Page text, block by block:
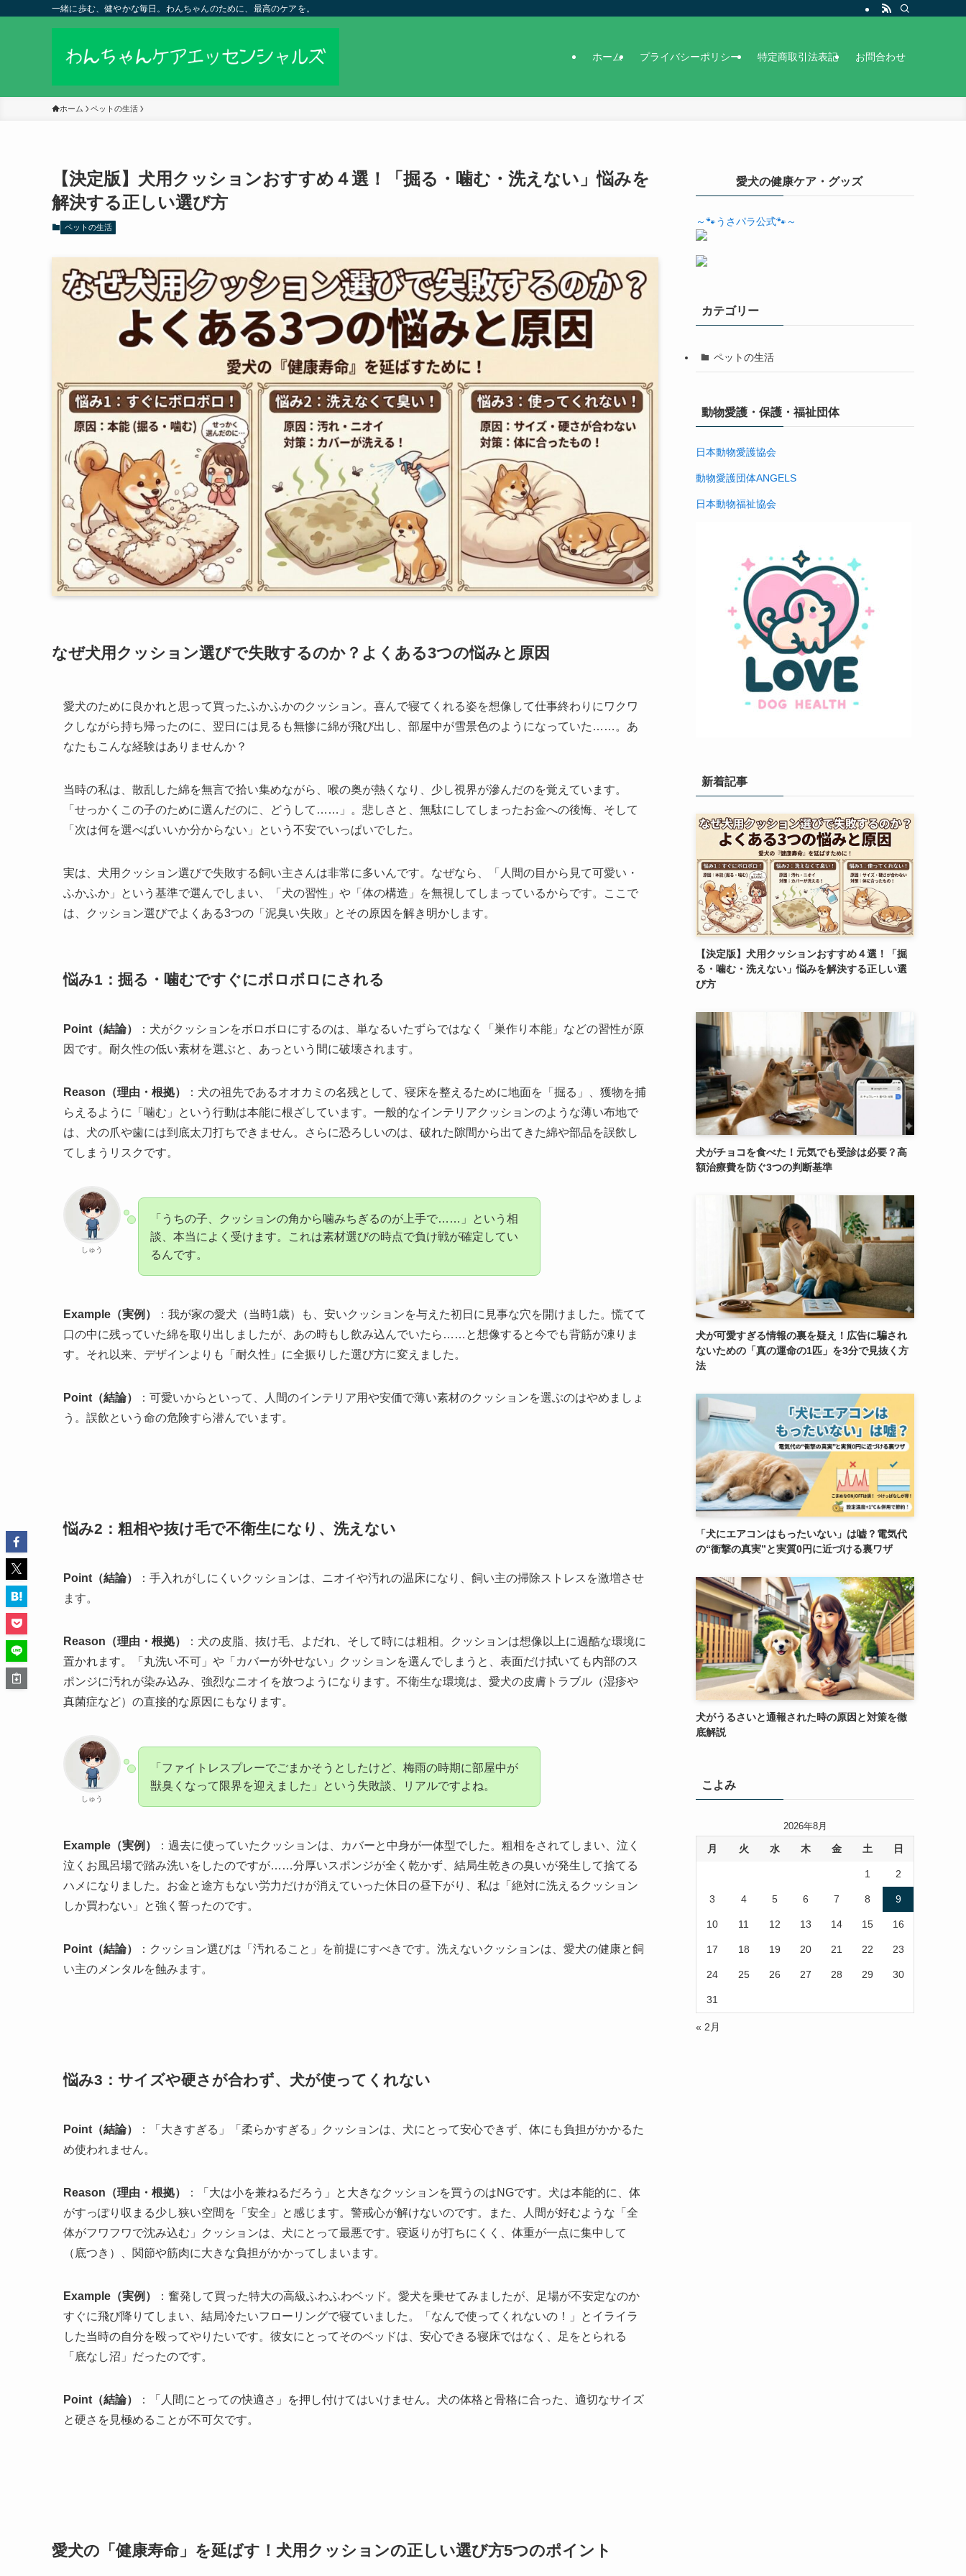
一緒に歩む、健やかな毎日。わんちゃんのために、最高のケアを。
ホーム プライバシーポリシー 特定商取引法表記 お問合わせ
ホーム ペットの生活
【決定版】犬用クッションおすすめ４選！「掘る・噛む・洗えない」悩みを
解決する正しい選び方
ペットの生活
なぜ犬用クッション選びで失敗するのか？よくある3つの悩みと原因
愛犬のために良かれと思って買ったふかふかのクッション。喜んで寝てくれる姿を想像して仕事終わりにワクワ
クしながら持ち帰ったのに、翌日には見るも無惨に綿が飛び出し、部屋中が雪景色のようになっていた……。あ
なたもこんな経験はありませんか？
当時の私は、散乱した綿を無言で拾い集めながら、喉の奥が熱くなり、少し視界が滲んだのを覚えています。
「せっかくこの子のために選んだのに、どうして……」。悲しさと、無駄にしてしまったお金への後悔、そして
「次は何を選べばいいか分からない」という不安でいっぱいでした。
実は、犬用クッション選びで失敗する飼い主さんは非常に多いんです。なぜなら、「人間の目から見て可愛い・
ふかふか」という基準で選んでしまい、「犬の習性」や「体の構造」を無視してしまっているからです。ここで
は、クッション選びでよくある3つの「泥臭い失敗」とその原因を解き明かします。
悩み1：掘る・噛むですぐにボロボロにされる
Point（結論）
：犬がクッションをボロボロにするのは、単なるいたずらではなく「巣作り本能」などの習性が原
因です。耐久性の低い素材を選ぶと、あっという間に破壊されます。
Reason（理由・根拠）
：犬の祖先であるオオカミの名残として、寝床を整えるために地面を「掘る」、獲物を捕
らえるように「噛む」という行動は本能に根ざしています。一般的なインテリアクッションのような薄い布地で
は、犬の爪や歯には到底太刀打ちできません。さらに恐ろしいのは、破れた隙間から出てきた綿や部品を誤飲し
てしまうリスクです。
しゅう
「うちの子、クッションの角から噛みちぎるのが上手で……」という相
談、本当によく受けます。これは素材選びの時点で負け戦が確定してい
るんです。
Example（実例）
：我が家の愛犬（当時1歳）も、安いクッションを与えた初日に見事な穴を開けました。慌てて
口の中に残っていた綿を取り出しましたが、あの時もし飲み込んでいたら……と想像すると今でも背筋が凍りま
す。それ以来、デザインよりも「耐久性」に全振りした選び方に変えました。
Point（結論）
：可愛いからといって、人間のインテリア用や安価で薄い素材のクッションを選ぶのはやめましょ
う。誤飲という命の危険すら潜んでいます。
悩み2：粗相や抜け毛で不衛生になり、洗えない
Point（結論）
：手入れがしにくいクッションは、ニオイや汚れの温床になり、飼い主の掃除ストレスを激増させ
ます。
Reason（理由・根拠）
：犬の皮脂、抜け毛、よだれ、そして時には粗相。クッションは想像以上に過酷な環境に
置かれます。「丸洗い不可」や「カバーが外せない」クッションを選んでしまうと、表面だけ拭いても内部のス
ポンジに汚れが染み込み、強烈なニオイを放つようになります。不衛生な環境は、愛犬の皮膚トラブル（湿疹や
真菌症など）の直接的な原因にもなります。
しゅう
「ファイトレスプレーでごまかそうとしたけど、梅雨の時期に部屋中が
獣臭くなって限界を迎えました」という失敗談、リアルですよね。
Example（実例）
：過去に使っていたクッションは、カバーと中身が一体型でした。粗相をされてしまい、泣く
泣くお風呂場で踏み洗いをしたのですが……分厚いスポンジが全く乾かず、結局生乾きの臭いが発生して捨てる
ハメになりました。お金と途方もない労力だけが消えていった休日の昼下がり、私は「絶対に洗えるクッション
しか買わない」と強く誓ったのです。
Point（結論）
：クッション選びは「汚れること」を前提にすべきです。洗えないクッションは、愛犬の健康と飼
い主のメンタルを蝕みます。
悩み3：サイズや硬さが合わず、犬が使ってくれない
Point（結論）
：「大きすぎる」「柔らかすぎる」クッションは、犬にとって安心できず、体にも負担がかかるた
め使われません。
Reason（理由・根拠）
：「大は小を兼ねるだろう」と大きなクッションを買うのはNGです。犬は本能的に、体
がすっぽり収まる少し狭い空間を「安全」と感じます。警戒心が解けないのです。また、人間が好むような「全
体がフワフワで沈み込む」クッションは、犬にとって最悪です。寝返りが打ちにくく、体重が一点に集中して
（底つき）、関節や筋肉に大きな負担がかかってしまいます。
Example（実例）
：奮発して買った特大の高級ふわふわベッド。愛犬を乗せてみましたが、足場が不安定なのか
すぐに飛び降りてしまい、結局冷たいフローリングで寝ていました。「なんで使ってくれないの！」とイライラ
した当時の自分を殴ってやりたいです。彼女にとってそのベッドは、安心できる寝床ではなく、足をとられる
「底なし沼」だったのです。
Point（結論）
：「人間にとっての快適さ」を押し付けてはいけません。犬の体格と骨格に合った、適切なサイズ
と硬さを見極めることが不可欠です。
愛犬の「健康寿命」を延ばす！犬用クッションの正しい選び方5つのポイント
愛犬の健康ケア・グッズ
～🐾うさパラ公式🐾～
カテゴリー
ペットの生活
動物愛護・保護・福祉団体
日本動物愛護協会
動物愛護団体ANGELS
日本動物福祉協会
新着記事
【決定版】犬用クッションおすすめ４選！「掘
る・噛む・洗えない」悩みを解決する正しい選
び方
犬がチョコを食べた！元気でも受診は必要？高
額治療費を防ぐ3つの判断基準
犬が可愛すぎる情報の裏を疑え！広告に騙され
ないための「真の運命の1匹」を3分で見抜く方
法
「犬にエアコンはもったいない」は嘘？電気代
の“衝撃の真実”と実質0円に近づける裏ワザ
犬がうるさいと通報された時の原因と対策を徹
底解説
こよみ
2026年8月
月 火 水 木 金 土 日
1 2
3 4 5 6 7 8 9
10 11 12 13 14 15 16
17 18 19 20 21 22 23
24 25 26 27 28 29 30
31
« 2月